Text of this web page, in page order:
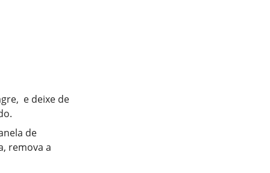
e deixe de
de
remova a